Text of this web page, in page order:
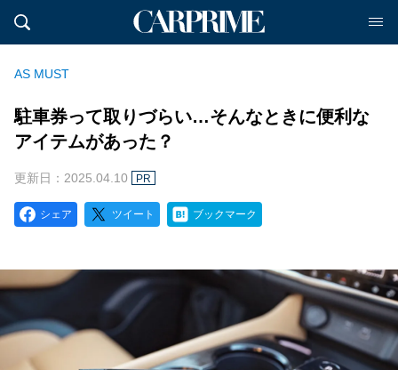
AS MUST
駐車券って取りづらい…そんなときに便利な
アイテムがあった？
更新日：2025.04.10 PR
シェア ツイート ブックマーク